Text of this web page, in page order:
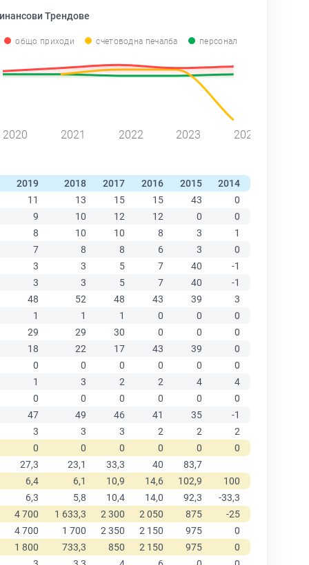
Трендове
общо приходи счетоводна печалба персонал
2020 2021 2022 2023 2024
2019 2018 2017 2016 2015 2014